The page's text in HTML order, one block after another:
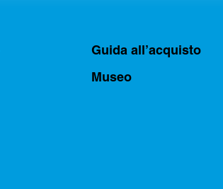
Guida all’acquisto
Museo